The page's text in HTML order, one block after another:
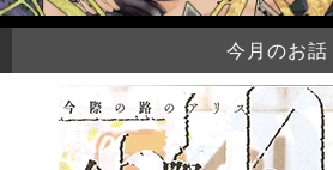
今月のお話